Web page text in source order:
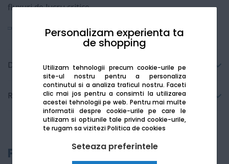
Personalizam experienta ta
de shopping
Utilizam tehnologii precum cookie-urile pe
site-ul nostru pentru a personaliza
continutul si a analiza traficul nostru. Faceti
clic mai jos pentru a consimti la utilizarea
acestei tehnologii pe web. Pentru mai multe
informatii despre cookie-urile pe care le
utilizam si optiunile tale privind cookie-urile,
te rugam sa viziteziPolitica de cookies
Seteaza preferintele
fluxuri de lucru critice.
Vezi mai mult
Detalii tehnice
Recenzii
Produse recomandate